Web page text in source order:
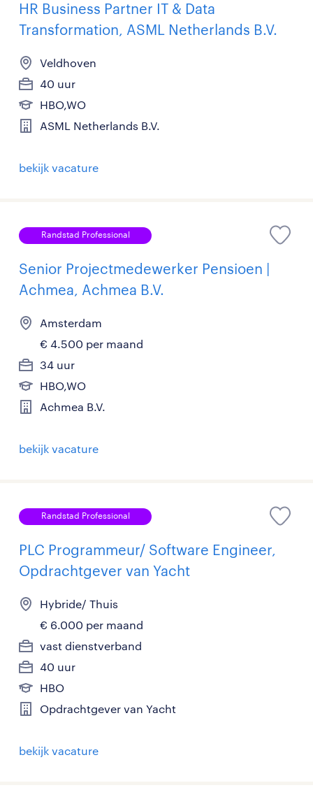
HR Business Partner IT & Data
Transformation, ASML Netherlands B.V.
Veldhoven
40 uur
HBO,WO
ASML Netherlands B.V.
bekijk vacature
Randstad Professional
Senior Projectmedewerker Pensioen |
Achmea, Achmea B.V.
Amsterdam
€ 4.500 per maand
34 uur
HBO,WO
Achmea B.V.
bekijk vacature
Randstad Professional
PLC Programmeur/ Software Engineer,
Opdrachtgever van Yacht
Hybride/ Thuis
€ 6.000 per maand
vast dienstverband
40 uur
HBO
Opdrachtgever van Yacht
bekijk vacature